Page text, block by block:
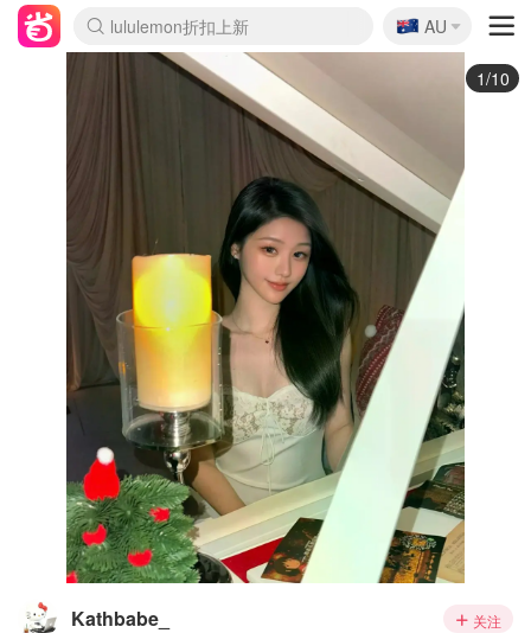
lululemon折扣上新
Sasa美妆护肤3.5折
SSENSE年中3折
FreshBeauty好价汇总
Cettire降价+叠9折
Farfetch折上8折
WWS Coles超市实拍
viagogo二手票捡漏
Myer清仓1折起
The Outnet奢牌1折起
David Jones 3折起
Flannels大牌1折
Perfumes Club护肤1折
AMIRO返校季6.2折
Oweek抽奖送Airpods
Amazon折扣汇总
eToro入金$200送$50
Amazon数码好物
ICONIC本周7.5折
ThedoubleF高奢地板价
Moose Knuckles 6折
丝芙兰5折起
EUFY官网3.7折起
Selenichast首饰2折
Trip机票酒店促销
YSL送5件彩妆礼
Amazon家居好物
BIGBANG巡演开票
David Jones时尚3折
Amazon美妆护肤
雅漾大喷$8
过敏原检测盒$33
伊索独家赠50ml沐浴露
科颜氏清仓3折
SEALIFE海洋馆门票6折
丝塔芙大白罐$16
订阅Newsletter送香薰
Cult Beauty 6.8折
Harrods圣诞日历2.3折
LN-CC奢牌私促3折
d'Alba空姐喷雾$16
EVE LOM套装逆天2折
Bernardelli独家4折
Adore Beauty 6折起
CT圣诞日历
Mytheresa奢品2.7折
Luxury Escapes 9折
Currentbody美容仪9折
卡诗9折+赠4件礼
MOON Garden Live
ALLSAINTS美衣3折
Roborock扫地机3.7折
Tingo Life水杯$24
Valentino官网5折
CR洗发护发6.3折
🇦🇺
AU
2/10
Kathbabe_ 关注